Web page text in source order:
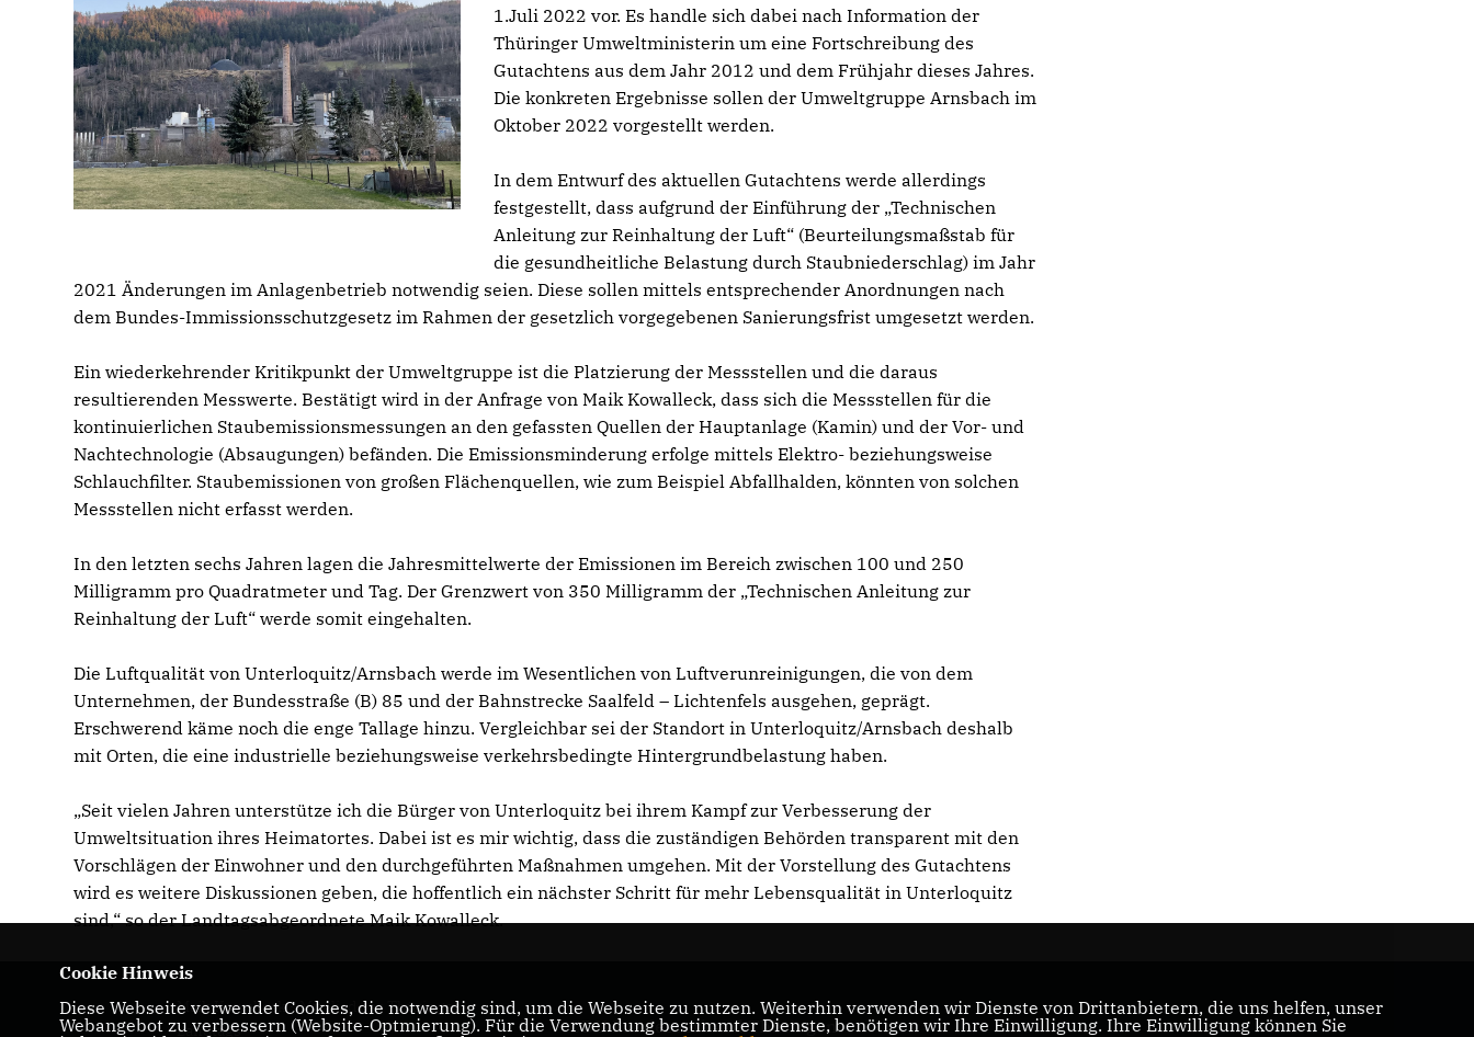
1.Juli 2022 vor. Es handle sich dabei nach Information der
Thüringer Umweltministerin um eine Fortschreibung des
Gutachtens aus dem Jahr 2012 und dem Frühjahr dieses Jahres.
Die konkreten Ergebnisse sollen der Umweltgruppe Arnsbach im
Oktober 2022 vorgestellt werden.
In dem Entwurf des aktuellen Gutachtens werde allerdings
festgestellt, dass aufgrund der Einführung der „Technischen
Anleitung zur Reinhaltung der Luft“ (Beurteilungsmaßstab für
die gesundheitliche Belastung durch Staubniederschlag) im Jahr
2021 Änderungen im Anlagenbetrieb notwendig seien. Diese sollen mittels entsprechender Anordnungen nach
dem Bundes-Immissionsschutzgesetz im Rahmen der gesetzlich vorgegebenen Sanierungsfrist umgesetzt werden.
Ein wiederkehrender Kritikpunkt der Umweltgruppe ist die Platzierung der Messstellen und die daraus
resultierenden Messwerte. Bestätigt wird in der Anfrage von Maik Kowalleck, dass sich die Messstellen für die
kontinuierlichen Staubemissionsmessungen an den gefassten Quellen der Hauptanlage (Kamin) und der Vor- und
Nachtechnologie (Absaugungen) befänden. Die Emissionsminderung erfolge mittels Elektro- beziehungsweise
Schlauchfilter. Staubemissionen von großen Flächenquellen, wie zum Beispiel Abfallhalden, könnten von solchen
Messstellen nicht erfasst werden.
In den letzten sechs Jahren lagen die Jahresmittelwerte der Emissionen im Bereich zwischen 100 und 250
Milligramm pro Quadratmeter und Tag. Der Grenzwert von 350 Milligramm der „Technischen Anleitung zur
Reinhaltung der Luft“ werde somit eingehalten.
Die Luftqualität von Unterloquitz/Arnsbach werde im Wesentlichen von Luftverunreinigungen, die von dem
Unternehmen, der Bundesstraße (B) 85 und der Bahnstrecke Saalfeld – Lichtenfels ausgehen, geprägt.
Erschwerend käme noch die enge Tallage hinzu. Vergleichbar sei der Standort in Unterloquitz/Arnsbach deshalb
mit Orten, die eine industrielle beziehungsweise verkehrsbedingte Hintergrundbelastung haben.
Seit vielen Jahren unterstütze ich die Bürger von Unterloquitz bei ihrem Kampf zur Verbesserung der
Umweltsituation ihres Heimatortes. Dabei ist es mir wichtig, dass die zuständigen Behörden transparent mit den
Vorschlägen der Einwohner und den durchgeführten Maßnahmen umgehen. Mit der Vorstellung des Gutachtens
wird es weitere Diskussionen geben, die hoffentlich ein nächster Schritt für mehr Lebensqualität in Unterloquitz
sind,“ so der Landtagsabgeordnete Maik Kowalleck.
Maik Kowalleck - Mitglied des Thüringer
Landtags
CDU Landesverband Thüringen
Cookie Hinweis
Diese Webseite verwendet Cookies, die notwendig sind, um die Webseite zu nutzen. Weiterhin verwenden wir Dienste von Drittanbietern, die uns helfen, unser
Webangebot zu verbessern (Website-Optmierung). Für die Verwendung bestimmter Dienste, benötigen wir Ihre Einwilligung. Ihre Einwilligung können Sie